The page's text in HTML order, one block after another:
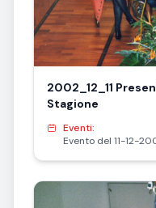
2002_12_11
Stagione
Eventi:
Evento del 11-12-